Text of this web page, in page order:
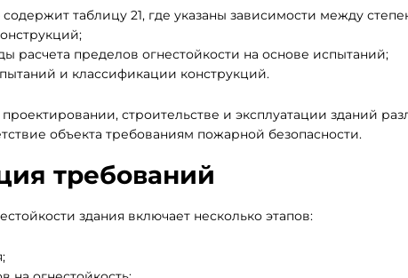
таблицу 21, где указаны зависимости между
расчета пределов огнестойкости на основе испытаний;
и классификации конструкций.
строительстве и эксплуатации зданий
объекта требованиям пожарной безопасности.
требований
здания включает несколько этапов: